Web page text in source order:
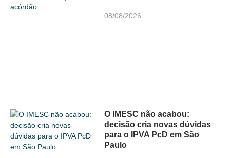
08/08/2026
O IMESC não acabou:
decisão cria novas dúvidas
para o IPVA PcD em São
Paulo